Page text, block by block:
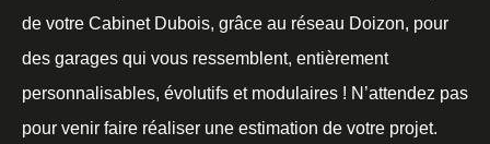
de votre Cabinet Dubois, grâce au réseau Doizon, pour
des garages qui vous ressemblent, entièrement
personnalisables, évolutifs et modulaires ! N’attendez pas
pour venir faire réaliser une estimation de votre projet.